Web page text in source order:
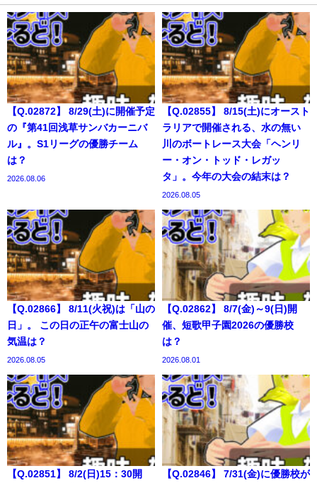
【Q.02872】 8/29(土)に開催予定
の『第41回浅草サンバカーニバ
ル』。S1リーグの優勝チーム
は？
2026.08.06
【Q.02855】 8/15(土)にオースト
ラリアで開催される、水の無い
川のボートレース大会「ヘンリ
ー・オン・トッド・レガッ
タ」。今年の大会の結末は？
2026.08.05
【Q.02866】 8/11(火祝)は「山の
日」。 この日の正午の富士山の
気温は？
2026.08.05
【Q.02862】 8/7(金)～9(日)開
催、短歌甲子園2026の優勝校
は？
2026.08.01
【Q.02851】 8/2(日)15：30開
【Q.02846】 7/31(金)に優勝校が